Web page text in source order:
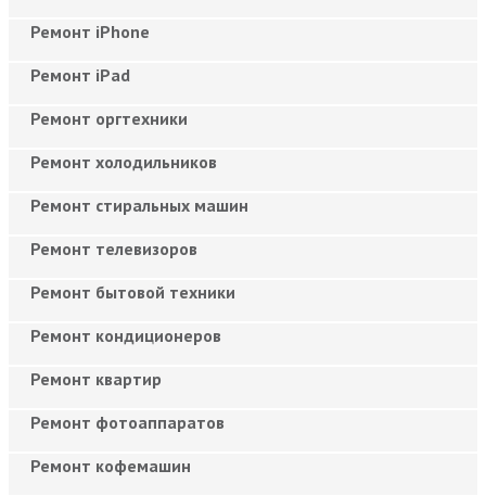
Ремонт iPhone
Ремонт iPad
Ремонт оргтехники
Ремонт холодильников
Ремонт стиральных машин
Ремонт телевизоров
Ремонт бытовой техники
Ремонт кондиционеров
Ремонт квартир
Ремонт фотоаппаратов
Ремонт кофемашин